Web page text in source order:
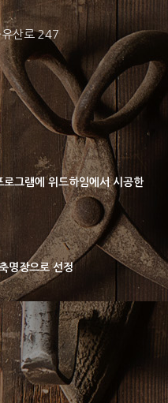
유산로 247
로그램에 위드하임에서 시공한
명장으로 선정